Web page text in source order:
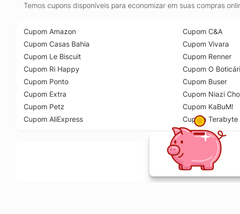
Temos cupons disponíveis para economizar em suas compras
Cupom Amazon
Cupom Casas Bahia
Cupom Le Biscuit
Cupom Ri Happy
Cupom Ponto
Cupom Extra
Cupom Petz
Cupom AliExpress
Cupom C&A
Cupom Vivara
Cupom Renner
Cupom O
Cupom Buser
Cupom Niazi
Cupom KaBuM!
Cupom Terabyte